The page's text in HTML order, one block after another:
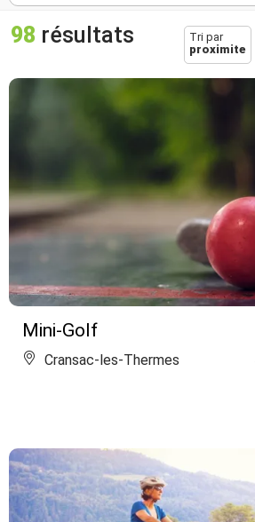
98 résultats
Tri par
proximite
Mini-Golf
Cransac-les-Thermes